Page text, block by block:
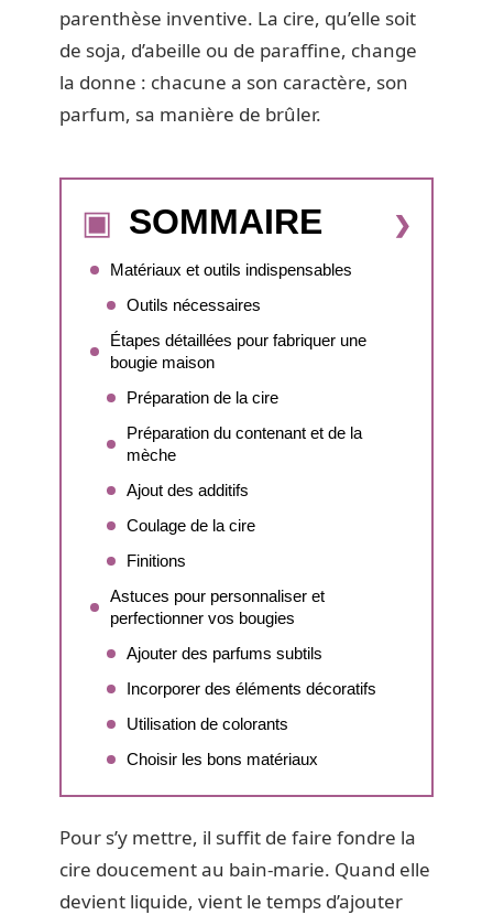
parenthèse inventive. La cire, qu’elle soit
de soja, d’abeille ou de paraffine, change
la donne : chacune a son caractère, son
parfum, sa manière de brûler.
SOMMAIRE
Matériaux et outils indispensables
Outils nécessaires
Étapes détaillées pour fabriquer une
bougie maison
Préparation de la cire
Préparation du contenant et de la
mèche
Ajout des additifs
Coulage de la cire
Finitions
Astuces pour personnaliser et
perfectionner vos bougies
Ajouter des parfums subtils
Incorporer des éléments décoratifs
Utilisation de colorants
Choisir les bons matériaux
Pour s’y mettre, il suffit de faire fondre la
cire doucement au bain-marie. Quand elle
devient liquide, vient le temps d’ajouter